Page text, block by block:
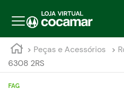
Peças e Acessórios
6308 2RS
FAG